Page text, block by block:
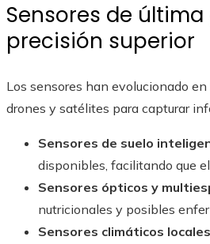
Sensores de
precisión superior
Los sensores han evolucionado
drones y satélites para capturar
Sensores de suelo
disponibles, facilitando que
Sensores ópticos y
nutricionales y posibles
Sensores climáticos locales